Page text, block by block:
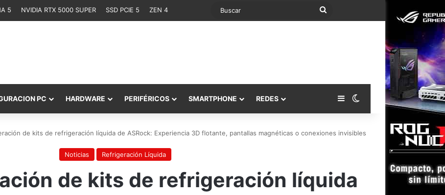
5 NVIDIA RTX 5000 SUPER SSD PCIE 5 ZEN 4 Buscar
PC HARDWARE PERIFÉRICOS SMARTPHONE REDES Barra lateral
Switch skin
de kits de refrigeración líquida de ASRock: Experiencia 3D flotante, pantallas magnéticas o conexiones invisibles
Noticias Refrigeración Líquida
de kits de refrigeración líquida